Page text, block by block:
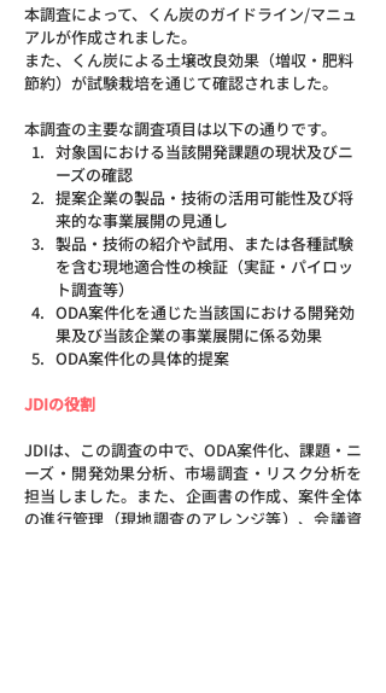
本調査によって、くん炭のガイドライン/マニュ
アルが作成されました。
また、くん炭による土壌改良効果（増収・肥料
節約）が試験栽培を通じて確認されました。
本調査の主要な調査項目は以下の通りです。
対象国における当該開発課題の現状及びニ
ーズの確認
提案企業の製品・技術の活用可能性及び将
来的な事業展開の見通し
製品・技術の紹介や試用、または各種試験
を含む現地適合性の検証（実証・パイロッ
ト調査等）
ODA案件化を通じた当該国における開発効
果及び当該企業の事業展開に係る効果
ODA案件化の具体的提案
JDIの役割
JDIは、この調査の中で、ODA案件化、課題・ニ
ーズ・開発効果分析、市場調査・リスク分析を
担当しました。また、企画書の作成、案件全体
の進行管理（現地調査のアレンジ等）、会議資